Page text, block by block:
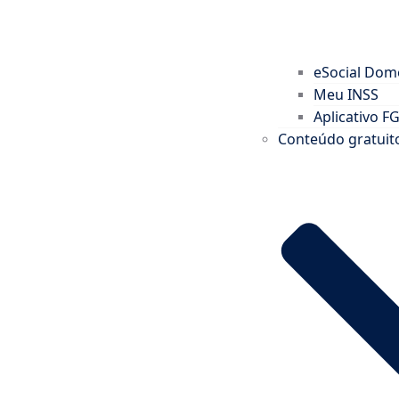
eSocial
Meu INSS
Aplicativo
Conteúdo